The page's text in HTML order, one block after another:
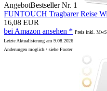
AngebotBestseller Nr. 1
FUNTOUCH Tragbarer Reise
16,08 EUR
bei Amazon ansehen * Preis inkl.
Letzte Aktualisierung am 9.08.2026
Änderungen möglich / siehe Footer